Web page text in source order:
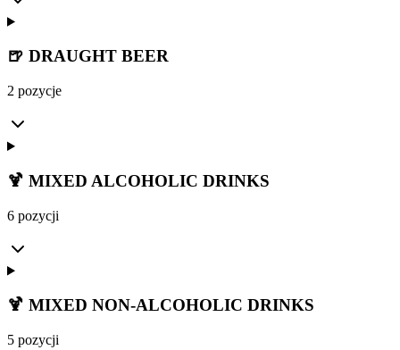
🍺 DRAUGHT BEER
2 pozycje
🍹 MIXED ALCOHOLIC DRINKS
6 pozycji
🍹 MIXED NON-ALCOHOLIC DRINKS
5 pozycji